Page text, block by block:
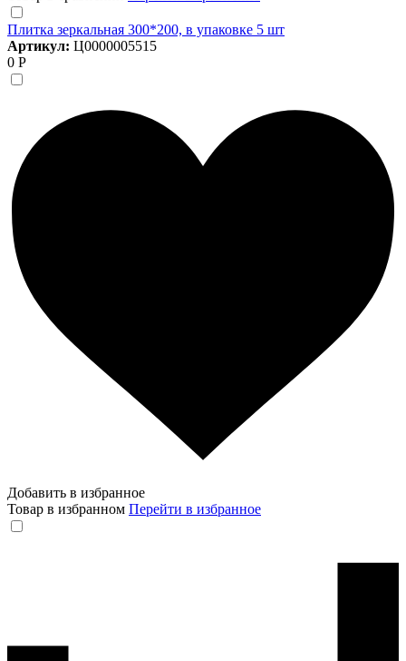
Плитка зеркальная 300*200, в упаковке 5 шт
Артикул: Ц0000005515
0 Р
Добавить в избранное
Товар в избранном Перейти в избранное